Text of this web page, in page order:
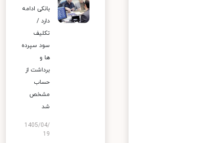
بانکی ادامه
دارد /
تکلیف
سود سپرده
ها و
برداشت از
حساب
مشخص
شد
1405/04/
19